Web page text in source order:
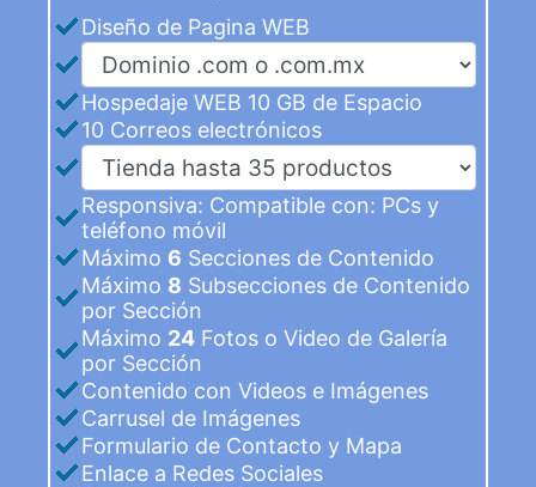
Diseño de Pagina WEB
Hospedaje WEB 10 GB de Espacio
10 Correos electrónicos
Responsiva: Compatible con: PCs y
teléfono móvil
Máximo 6 Secciones de Contenido
Máximo 8 Subsecciones de Contenido
por Sección
Máximo 24 Fotos o Video de Galería
por Sección
Contenido con Videos e Imágenes
Carrusel de Imágenes
Formulario de Contacto y Mapa
Enlace a Redes Sociales